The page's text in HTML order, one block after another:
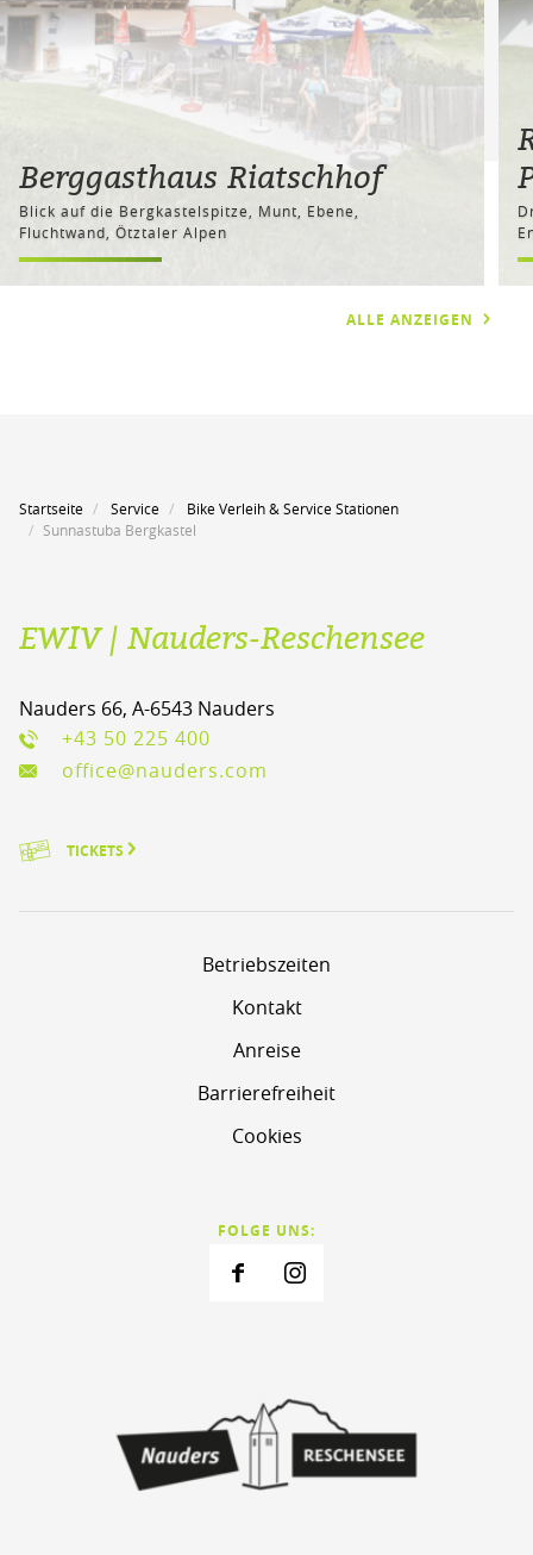
Berggasthaus Riatschhof
Blick auf die Bergkastelspitze, Munt, Ebene,
Fluchtwand, Ötztaler Alpen
ALLE ANZEIGEN
Startseite Service
Bike Verleih & Service Stationen
Sunnastuba Bergkastel
EWIV | Nauders-Reschensee
Nauders 66, A-6543 Nauders
+43 50 225 400
office@nauders.com
TICKETS
Betriebszeiten
Kontakt
Anreise
Barrierefreiheit
Cookies
FOLGE UNS: